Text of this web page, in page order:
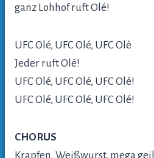
ganz Lohhof ruft Olé!
UFC Olé, UFC Olé, UFC Olè
Jeder ruft Olé!
UFC Olé, UFC Olé, UFC Olé!
UFC Olé, UFC Olé, UFC Olé!
CHORUS
Krapfen, Weißwurst, mega